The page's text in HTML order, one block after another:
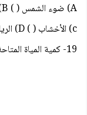
A) ضوء الشمس ( ) B) اليورانيوم ( )
c) الأخشاب ( ) D) الرياح ( )
19- كمية المياة المتاحة للاستخدام البشري تقريبا: